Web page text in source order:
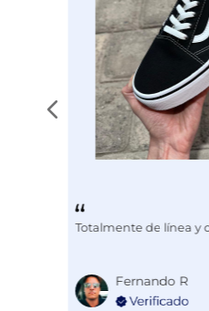
Totalmente de línea y
Fernando R